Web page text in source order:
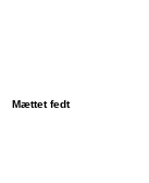
Mættet fedt